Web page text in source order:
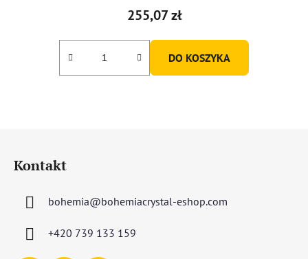
255,07 zł
DO KOSZYKA
Kontakt
bohemia@bohemiacrystal-eshop.com
+420 739 133 159